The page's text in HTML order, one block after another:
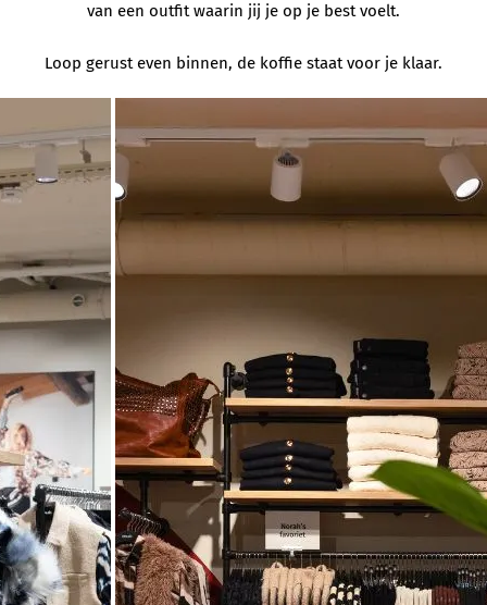
van een outfit waarin jij je op je best voelt.
Loop gerust even binnen, de koffie staat voor je klaar.